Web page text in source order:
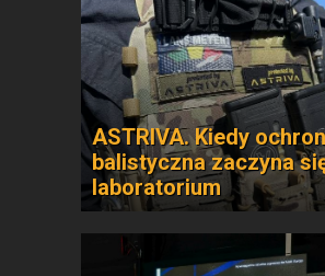
ASTRIVA. Kiedy
balistyczna zaczyna
laboratorium